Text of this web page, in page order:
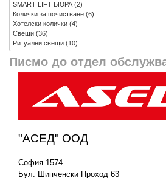
Писмо до отдел
"АСЕД" ООД
София 1574
Бул. Шипченски Проход 63
SMART LIFT БЮРА(2)
Колички за почистване (6)
Хотелски колички (4)
Свещи (36)
Ритуални свещи (10)